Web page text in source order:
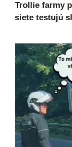
Trollie farmy
siete testujú